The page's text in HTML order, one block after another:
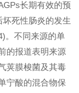
长期有效的预
死性肠炎的发生
。不同来源的单
的报道表明来源
荚膜梭菌及其毒
宁酸的混合物保